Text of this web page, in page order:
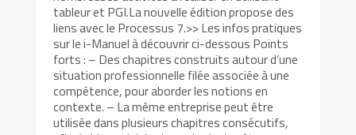
tableur et PGI.La nouvelle édition propose des
liens avec le Processus 7.>> Les infos pratiques
sur le i-Manuel à découvrir ci-dessous Points
forts : – Des chapitres construits autour d’une
situation professionnelle filée associée à une
compétence, pour aborder les notions en
contexte. – La même entreprise peut être
utilisée dans plusieurs chapitres consécutifs,